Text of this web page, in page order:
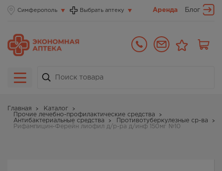
Симферополь Выбрать аптеку Аренда Блог
Главная
Каталог
Прочие лечебно-профилактические средства
Антибактериальные средства
Противотуберкулезные ср-ва
Рифампицин-Ферейн лиофил д/р-ра д/инф 150мг №10